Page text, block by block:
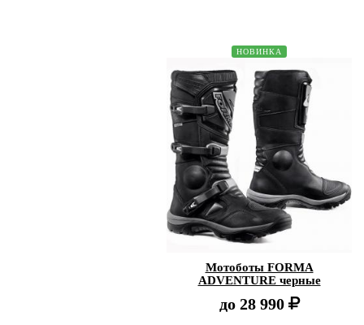
НОВИНКА
Мотоботы FORMA
ADVENTURE черные
до 28 990